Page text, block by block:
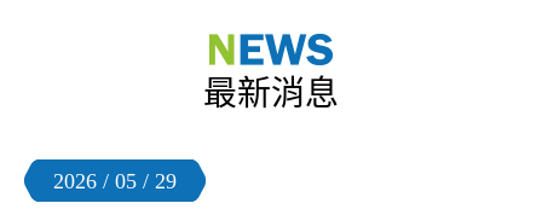
最新消息
2026 / 05 / 29